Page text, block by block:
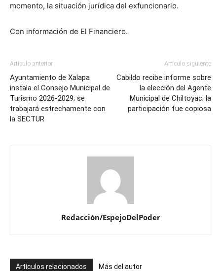
momento, la situación jurídica del exfuncionario.
Con información de El Financiero.
Artículo anterior
Ayuntamiento de Xalapa
instala el Consejo Municipal de
Turismo 2026-2029; se
trabajará estrechamente con
la SECTUR
Artículo siguiente
Cabildo recibe informe sobre
la elección del Agente
Municipal de Chiltoyac; la
participación fue copiosa
Redacción/EspejoDelPoder
Artículos relacionados Más del autor